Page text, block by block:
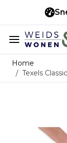
Ga naar de
Home
/ Texels